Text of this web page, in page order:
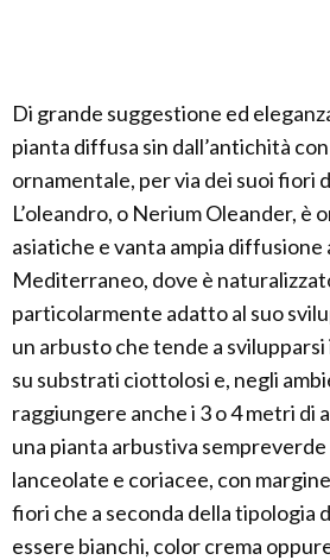
Di grande suggestione ed
pianta diffusa sin dall’antichità
ornamentale, per via dei suoi fiori
L’oleandro, o Nerium Oleander, è
asiatiche e vanta ampia diffusione
Mediterraneo, dove è
particolarmente adatto al suo
un arbusto che tende a
su substrati ciottolosi e, negli
raggiungere anche i 3 o 4 metri di
una pianta arbustiva
lanceolate e coriacee, con
fiori che a seconda della tipologia
essere bianchi, color crema